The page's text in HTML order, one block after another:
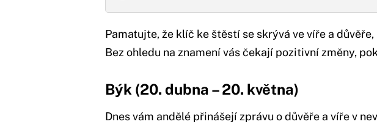
Pamatujte, že klíč ke štěstí se skrývá ve víře a
Bez ohledu na znamení vás čekají pozitivní změny,
Býk (20. dubna – 20. května)
Dnes vám andělé přinášejí zprávu o důvěře a víře v